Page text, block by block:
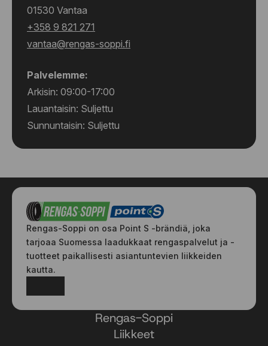
01530 Vantaa
+358 9 821 271
vantaa@rengas-soppi.fi
Palvelemme:
Arkisin: 09:00-17:00
Lauantaisin: Suljettu
Sunnuntaisin: Suljettu
Rengas-Soppi on osa Point S -brändiä, joka
tarjoaa Suomessa laadukkaat rengaspalvelut ja -
tuotteet paikallisesti asiantuntevien liikkeiden
kautta.
Rengas-Soppi
Liikkeet